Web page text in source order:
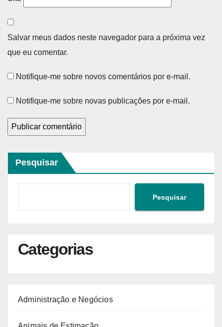
Salvar meus dados neste navegador para a próxima vez
que eu comentar.
Notifique-me sobre novos comentários por e-mail.
Notifique-me sobre novas publicações por e-mail.
Pesquisar
Pesquisar
Categorias
Administração e Negócios